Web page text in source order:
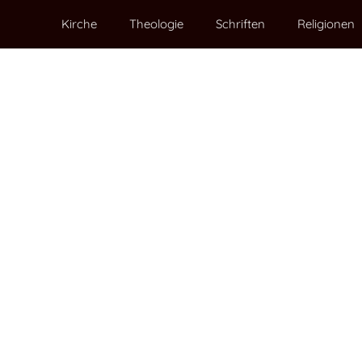
Kirche Theologie Schriften Religionen